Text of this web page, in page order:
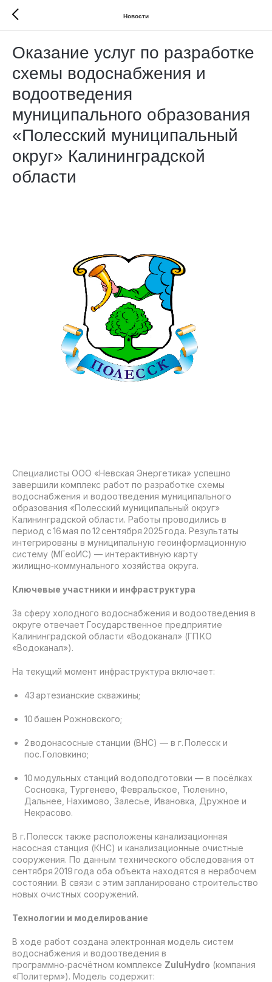
Новости
Оказание услуг по разработке
схемы водоснабжения и
водоотведения
муниципального образования
«Полесский муниципальный
округ» Калининградской
области
Специалисты ООО «Невская Энергетика» успешно
завершили комплекс работ по разработке схемы
водоснабжения и водоотведения муниципального
образования «Полесский муниципальный округ»
Калининградской области. Работы проводились в
период с 16 мая по 12 сентября 2025 года. Результаты
интегрированы в муниципальную геоинформационную
систему (МГеоИС) — интерактивную карту
жилищно‑коммунального хозяйства округа.
Ключевые участники и инфраструктура
За сферу холодного водоснабжения и водоотведения в
округе отвечает Государственное предприятие
Калининградской области «Водоканал» (ГП КО
«Водоканал»).
На текущий момент инфраструктура включает:
43 артезианские скважины;
10 башен Рожновского;
2 водонасосные станции (ВНС) — в г. Полесск и
пос. Головкино;
10 модульных станций водоподготовки — в посёлках
Сосновка, Тургенево, Февральское, Тюленино,
Дальнее, Нахимово, Залесье, Ивановка, Дружное и
Некрасово.
В г. Полесск также расположены канализационная
насосная станция (КНС) и канализационные очистные
сооружения. По данным технического обследования от
сентября 2019 года оба объекта находятся в нерабочем
состоянии. В связи с этим запланировано строительство
новых очистных сооружений.
Технологии и моделирование
В ходе работ создана электронная модель систем
водоснабжения и водоотведения в
программно‑расчётном комплексе ZuluHydro (компания
«Политерм»). Модель содержит: